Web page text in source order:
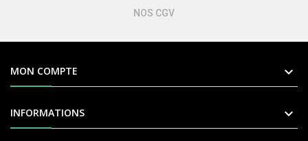
NOS CGV
MON COMPTE 
INFORMATIONS 